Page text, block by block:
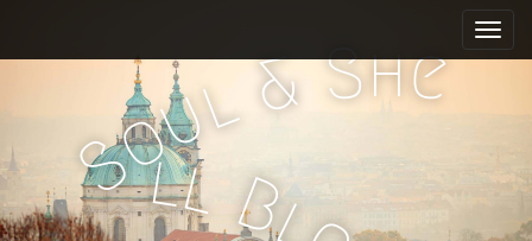
e
n
u
i
c
n
Soul&She
ll Bl